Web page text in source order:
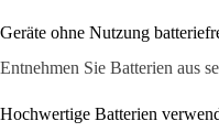
Geräte ohne Nutzung
Entnehmen Sie Batterien aus
Hochwertige Batterien